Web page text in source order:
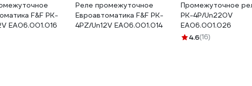
F&F PK-
EA06.001.016
Реле промежуточное
Евроавтоматика F&F PK-
4PZ/Un12V EA06.001.014
Промежуточное
PK-4P/Un220V
EA06.001.026
4.6(16)